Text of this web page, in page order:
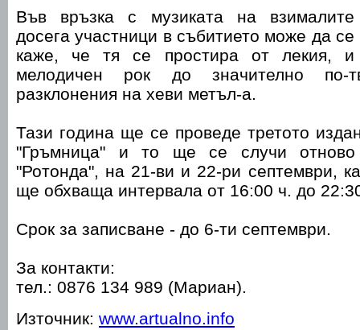
Във връзка с музиката на взималите
досега участници в събитието може да се
каже, че тя се простира от лекия, и
мелодичен рок до значително по-
разклонения на хеви метъл-а.
Тази година ще се проведе третото
"Гръмница" и то ще се случи
"Ротонда", на 21-ви и 22-ри септември,
ще обхваща интервала от 16:00 ч. до
Срок за записване - до 6-ти септември.
За контакти:
тел.: 0876 134 989 (Мариан).
Източник: www.artualno.info